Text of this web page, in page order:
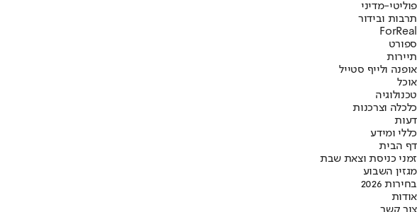
פוליטי-מדיני
תרבות ובידור
ForReal
ספורט
תיירות
אופנה ולייף סטייל
אוכל
טכנולוגיה
כלכלה וצרכנות
דעות
כללי ומידע
דף הבית
זמני כניסת וצאת שבת
מגזין השבוע
בחירות 2026
אודות